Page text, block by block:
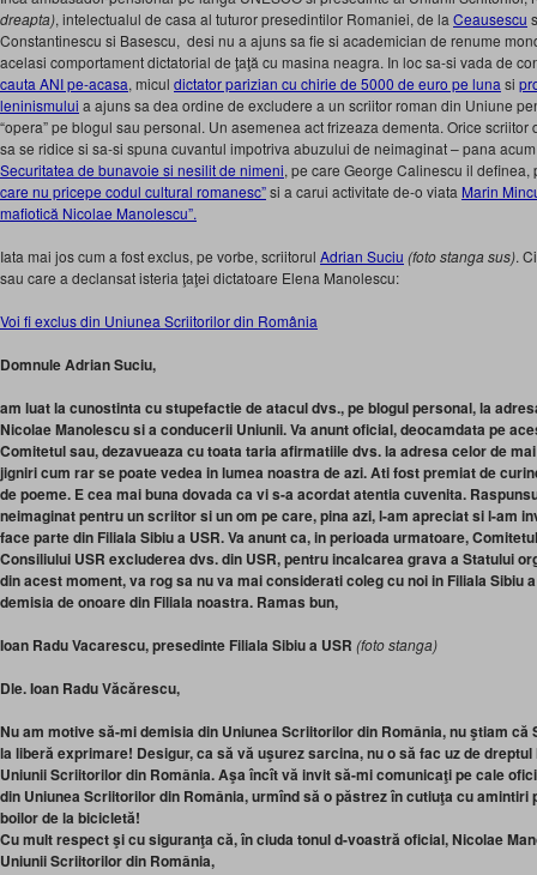
dreapta), intelectualul de casa al tuturor presedintilor Romaniei, de la Ceausescu
Constantinescu si Basescu, desi nu a ajuns sa fie si academician de renume
acelasi comportament dictatorial de ţaţă cu masina neagra. In loc sa-si vada de
cauta ANI pe-acasa, micul dictator parizian cu chirie de 5000 de euro pe luna si
leninismului a ajuns sa dea ordine de excludere a un scriitor roman din Uniune
“opera” pe blogul sau personal. Un asemenea act frizeaza dementa. Orice
sa se ridice si sa-si spuna cuvantul impotriva abuzului de neimaginat – pana
Securitatea de bunavoie si nesilit de nimeni, pe care George Calinescu il
care nu pricepe codul cultural romanesc”si a carui activitate de-o viata Marin
mafiotică Nicolae Manolescu”.
Iata mai jos cum a fost exclus, pe vorbe, scriitorul Adrian Suciu (foto stangasus).
sau care a declansat isteria ţaţei dictatoare Elena Manolescu:
Voi fi exclus din Uniunea Scriitorilor din România
Domnule Adrian Suciu,
am luat la cunostinta cu stupefactie de atacul dvs., pe blogul personal, la
Nicolae Manolescu si a conducerii Uniunii. Va anunt oficial, deocamdata pe
Comitetul sau, dezavueaza cu toata taria afirmatiile dvs. la adresa celor de
jigniri cum rar se poate vedea in lumea noastra de azi. Ati fost premiat de
de poeme. E cea mai buna dovada ca vi s-a acordat atentia cuvenita.
neimaginat pentru un scriitor si un om pe care, pina azi, l-am apreciat si l-am
face parte din Filiala Sibiu a USR. Va anunt ca, in perioada urmatoare,
Consiliului USR excluderea dvs. din USR, pentru incalcarea grava a Statului
din acest moment, va rog sa nu va mai considerati coleg cu noi in Filiala Sibiu
demisia de onoare din Filiala noastra. Ramas bun,
Ioan Radu Vacarescu, presedinte Filiala Sibiu a USR (foto stanga)
Dle. Ioan Radu Văcărescu,
Nu am motive să-mi demisia din Uniunea Scriitorilor din România, nu ştiam
la liberă exprimare! Desigur, ca să vă uşurez sarcina, nu o să fac uz de
Uniunii Scriitorilor din România. Aşa încît vă invit să-mi comunicaţi pe cale
din Uniunea Scriitorilor din România, urmînd să o păstrez în cutiuţa cu amintiri
boilor de la bicicletă!
Cu mult respect şi cu siguranţa că, în ciuda tonul d-voastră oficial, Nicolae
Uniunii Scriitorilor din România,